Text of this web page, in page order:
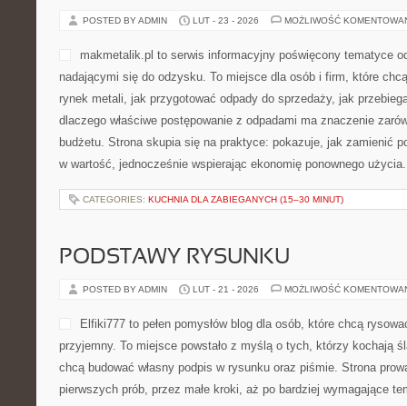
POSTED BY ADMIN LUT - 23 - 2026 MOŻLIWOŚĆ
makmetalik.pl to serwis informacyjny poświęcony tematyce
nadającymi się do odzysku. To miejsce dla osób i firm, które
rynek metali, jak przygotować odpady do sprzedaży, jak
dlaczego właściwe postępowanie z odpadami ma znaczenie
budżetu. Strona skupia się na praktyce: pokazuje, jak zamienić
w wartość, jednocześnie wspierając ekonomię ponownego
CATEGORIES: KUCHNIA DLA ZABIEGANYCH (15–30 MINUT)
PODSTAWY RYSUNKU
POSTED BY ADMIN LUT - 21 - 2026 MOŻLIWOŚĆ
Elfiki777 to pełen pomysłów blog dla osób, które chcą
przyjemny. To miejsce powstało z myślą o tych, którzy kochają
chcą budować własny podpis w rysunku oraz piśmie. Strona
pierwszych prób, przez małe kroki, aż po bardziej wymagające